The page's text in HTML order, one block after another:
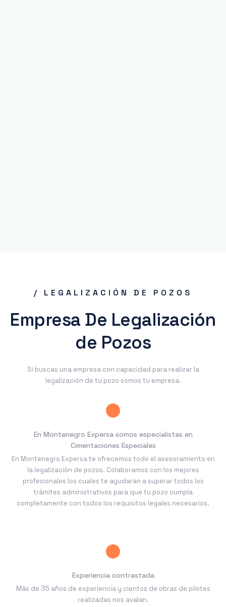
/ LEGALIZACIÓN DE POZOS
Empresa De Legalización
de Pozos
Si buscas una empresa con capacidad para realizar la
legalización de tu pozo somos tu empresa.
En Montenegro Expersa somos especialistas en
Cimentaciones Especiales
En Montenegro Expersa te ofrecemos todo el asesoramiento en
la legalización de pozos. Colaboramos con los mejores
profesionales los cuales te ayudaran a superar todos los
trámites administrativos para que tu pozo cumpla
completamente con todos los requisitos legales necesarios.
Experiencia contrastada
Más de 35 años de experiencia y cientos de obras de pilotes
realizadas nos avalan.